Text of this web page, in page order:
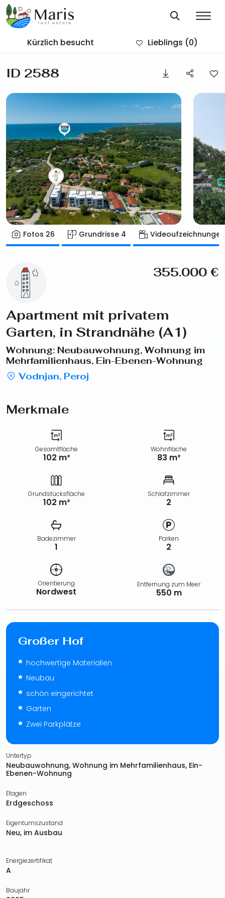
Kürzlich besucht Lieblings (0)
ID 2588
Fotos 26 Grundrisse 4
355.000 €
Apartment mit privatem
Garten, in Strandnähe (A1)
Wohnung: Neubauwohnung, Wohnung im
Mehrfamilienhaus, Ein-Ebenen-Wohnung
Vodnjan, Peroj
Merkmale
Gesamtfläche
102 m²
Wohnfläche
83 m²
Grundstücksfläche
102 m²
Schlafzimmer
2
Badezimmer
1
Parken
2
Orientierung
Nordwest
Entfernung zum Meer
550 m
Großer Hof
hochwertige Materialien
Neubau
schön eingerichtet
Garten
Zwei Parkplätze
Untertyp
Neubauwohnung, Wohnung im Mehrfamilienhaus, Ein-
Ebenen-Wohnung
Etagen
Erdgeschoss
Eigentumszustand
Neu, im Ausbau
Energiezertifikat
A
Baujahr